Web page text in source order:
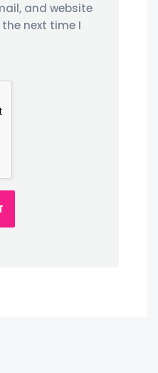
and website
next time I